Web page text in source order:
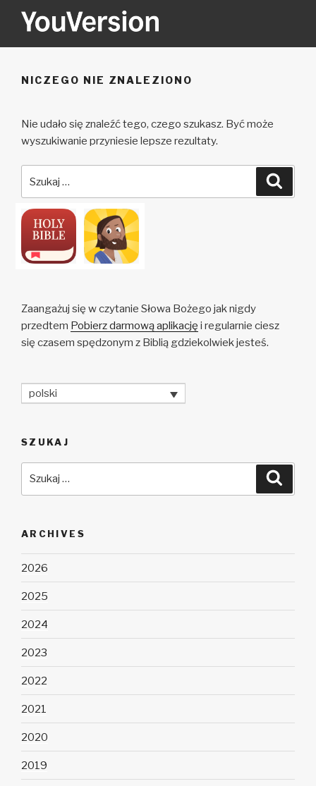
YOUVERSION
NICZEGO NIE ZNALEZIONO
Nie udało się znaleźć tego, czego szukasz. Być może
wyszukiwanie przyniesie lepsze rezultaty.
Zaangażuj się w czytanie Słowa Bożego jak nigdy
przedtem Pobierz darmową aplikację i regularnie ciesz
się czasem spędzonym z Biblią gdziekolwiek jesteś.
polski
SZUKAJ
ARCHIVES
2026
2025
2024
2023
2022
2021
2020
2019